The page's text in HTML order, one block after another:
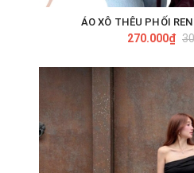
ÁO XÔ THÊU PHỐI
270.000₫